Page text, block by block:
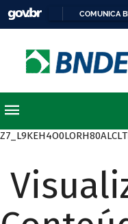
COMUNICA